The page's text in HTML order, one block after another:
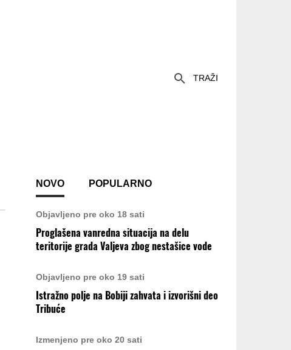
TRAŽI
NOVO POPULARNO
Objavljeno pre oko 18 sati
Proglašena vanredna situacija na delu
teritorije grada Valjeva zbog nestašice vode
Objavljeno pre oko 19 sati
Istražno polje na Bobiji zahvata i izvorišni deo
Tribuće
Izmenjeno pre oko 20 sati